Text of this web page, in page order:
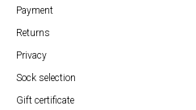
Payment
Returns
Privacy
Sock selection
Gift certificate